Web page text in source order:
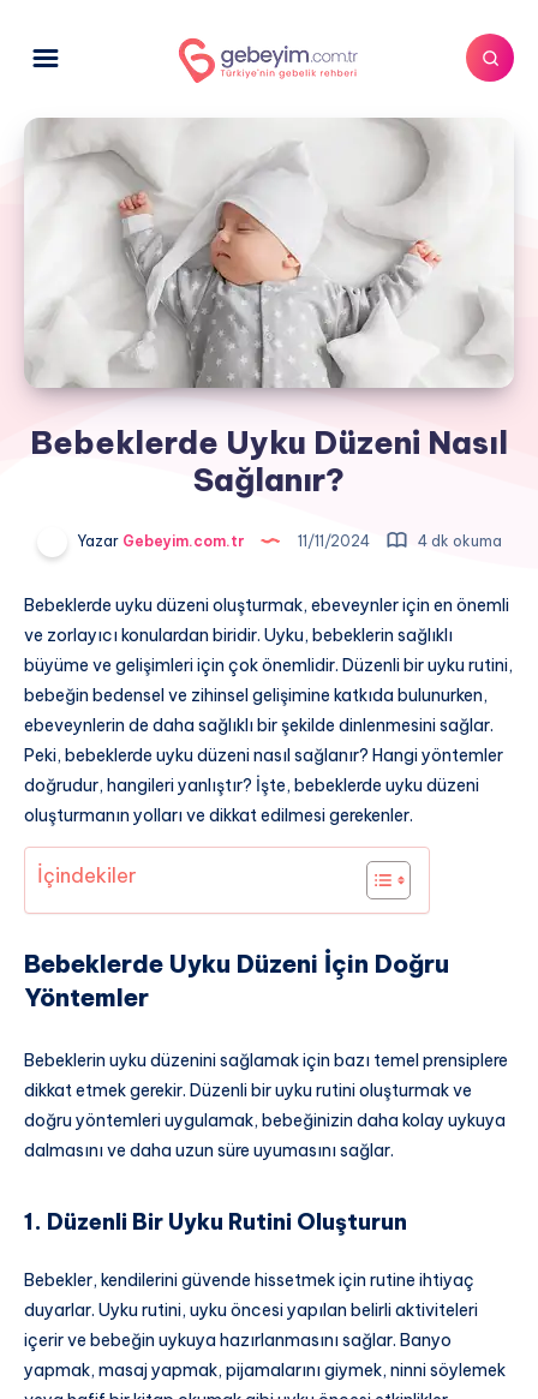
Bebeklerde Uyku Düzeni Nasıl
Sağlanır?
YazarGebeyim.com.tr 11/11/2024 4 dk okuma
Bebeklerde uyku düzeni oluşturmak, ebeveynler için en önemli
ve zorlayıcı konulardan biridir. Uyku, bebeklerin sağlıklı
büyüme ve gelişimleri için çok önemlidir. Düzenli bir uyku rutini,
bebeğin bedensel ve zihinsel gelişimine katkıda bulunurken,
ebeveynlerin de daha sağlıklı bir şekilde dinlenmesini sağlar.
Peki, bebeklerde uyku düzeni nasıl sağlanır? Hangi yöntemler
doğrudur, hangileri yanlıştır? İşte, bebeklerde uyku düzeni
oluşturmanın yolları ve dikkat edilmesi gerekenler.
İçindekiler
Bebeklerde Uyku Düzeni İçin Doğru
Yöntemler
Bebeklerin uyku düzenini sağlamak için bazı temel prensiplere
dikkat etmek gerekir. Düzenli bir uyku rutini oluşturmak ve
doğru yöntemleri uygulamak, bebeğinizin daha kolay uykuya
dalmasını ve daha uzun süre uyumasını sağlar.
1. Düzenli Bir Uyku Rutini Oluşturun
Bebekler, kendilerini güvende hissetmek için rutine ihtiyaç
duyarlar. Uyku rutini, uyku öncesi yapılan belirli aktiviteleri
içerir ve bebeğin uykuya hazırlanmasını sağlar. Banyo
yapmak, masaj yapmak, pijamalarını giymek, ninni söylemek